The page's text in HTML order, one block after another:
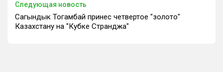
Следующая новость
Сагындык Тогамбай принес четвертое "золото"
Казахстану на "Кубке Странджа"